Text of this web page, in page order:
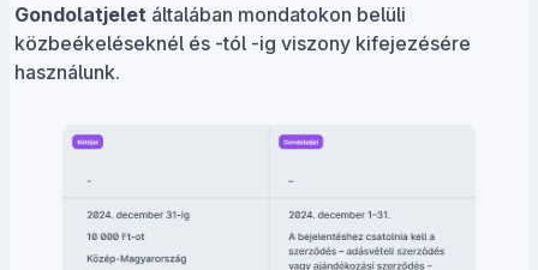
Gondolatjelet általában mondatokon belüli
közbeékeléseknél és -tól -ig viszony kifejezésére
használunk.